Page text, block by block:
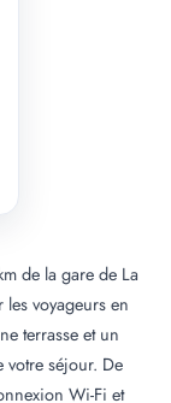
de la gare de La
voyageurs en
terrasse et un
votre séjour. De
Wi-Fi et